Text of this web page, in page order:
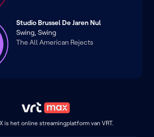
Studio Brussel De Jaren Nul
Swing, Swing
The All American Rejects
is het online streamingplatform van VRT.